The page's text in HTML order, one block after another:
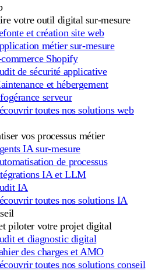
votre outil digital sur-mesure
et création site web
métier sur-mesure
Shopify
de sécurité applicative
et hébergement
serveur
toutes nos solutions web
vos processus métier
IA sur-mesure
de processus
IA et LLM
IA
toutes nos solutions IA
piloter votre projet digital
et diagnostic digital
des charges et AMO
toutes nos solutions conseil